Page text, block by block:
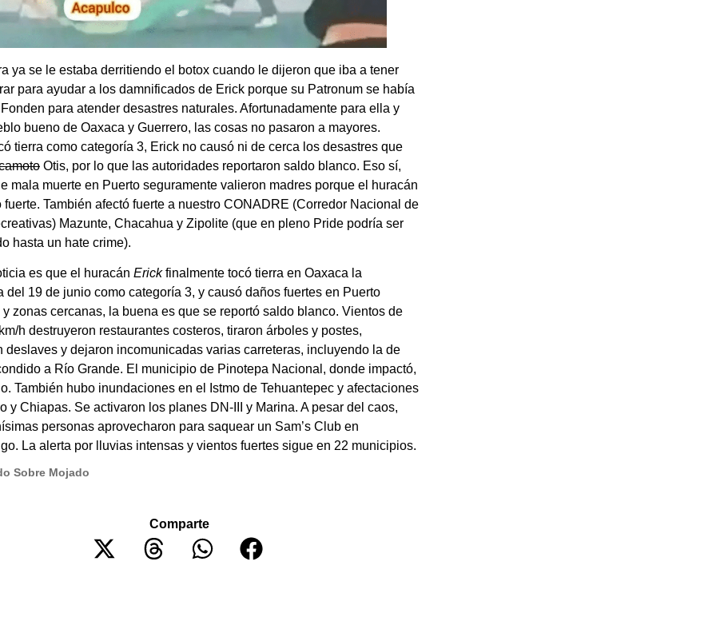
ya se le estaba derritiendo el botox cuando le dijeron que iba a tener
para ayudar a los damnificados de Erick porque su Patronum se había
para atender desastres naturales. Afortunadamente para ella y
bueno de Oaxaca y Guerrero, las cosas no pasaron a mayores.
tierra como categoría 3, Erick no causó ni de cerca los desastres que
Otis, por lo que las autoridades reportaron saldo blanco. Eso sí,
mala muerte en Puerto seguramente valieron madres porque el huracán
fuerte. También afectó fuerte a nuestro CONADRE (Corredor Nacional de
Mazunte, Chacahua y Zipolite (que en pleno Pride podría ser
hasta un hate crime).
es que el huracán Erickfinalmente tocó tierra en Oaxaca la
del 19 de junio como categoría 3, y causó daños fuertes en Puerto
zonas cercanas, la buena es que se reportó saldo blanco. Vientos de
h destruyeron restaurantes costeros, tiraron árboles y postes,
deslaves y dejaron incomunicadas varias carreteras, incluyendo la de
a Río Grande. El municipio de Pinotepa Nacional, donde impactó,
También hubo inundaciones en el Istmo de Tehuantepec y afectaciones
y Chiapas. Se activaron los planes DN-III y Marina. A pesar del caos,
personas aprovecharon para saquear un Sam’s Club en
La alerta por lluvias intensas y vientos fuertes sigue en 22 municipios.
Sobre Mojado
Comparte